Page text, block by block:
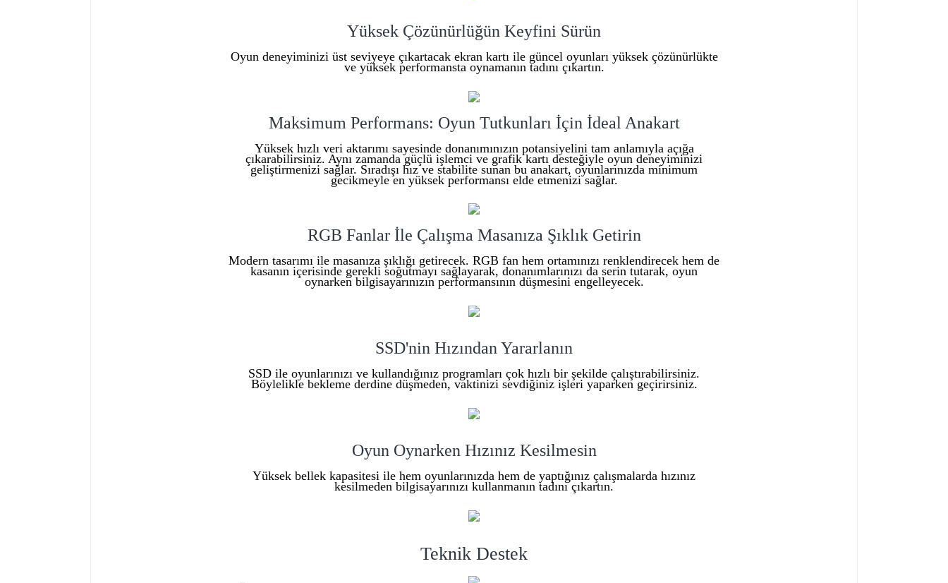
Yüksek Çözünürlüğün Keyfini Sürün
Oyun deneyiminizi üst seviyeye çıkartacak ekran kartı ile güncel oyunları yüksek çözünürlükte
ve yüksek performansta oynamanın tadını çıkartın.
Maksimum Performans: Oyun Tutkunları İçin İdeal Anakart
Yüksek hızlı veri aktarımı sayesinde donanımınızın potansiyelini tam anlamıyla açığa
çıkarabilirsiniz. Aynı zamanda güçlü işlemci ve grafik kartı desteğiyle oyun deneyiminizi
geliştirmenizi sağlar. Sıradışı hız ve stabilite sunan bu anakart, oyunlarınızda minimum
gecikmeyle en yüksek performansı elde etmenizi sağlar.
RGB Fanlar İle Çalışma Masanıza Şıklık Getirin
Modern tasarımı ile masanıza şıklığı getirecek. RGB fan hem ortamınızı renklendirecek hem de
kasanın içerisinde gerekli soğutmayı sağlayarak, donanımlarınızı da serin tutarak, oyun
oynarken bilgisayarınızın performansının düşmesini engelleyecek.
SSD'nin Hızından Yararlanın
SSD ile oyunlarınızı ve kullandığınız programları çok hızlı bir şekilde çalıştırabilirsiniz.
Böylelikle bekleme derdine düşmeden, vaktinizi sevdiğiniz işleri yaparken geçirirsiniz.
Oyun Oynarken Hızınız Kesilmesin
Yüksek bellek kapasitesi ile hem oyunlarınızda hem de yaptığınız çalışmalarda hızınız
kesilmeden bilgisayarınızı kullanmanın tadını çıkartın.
Teknik Destek